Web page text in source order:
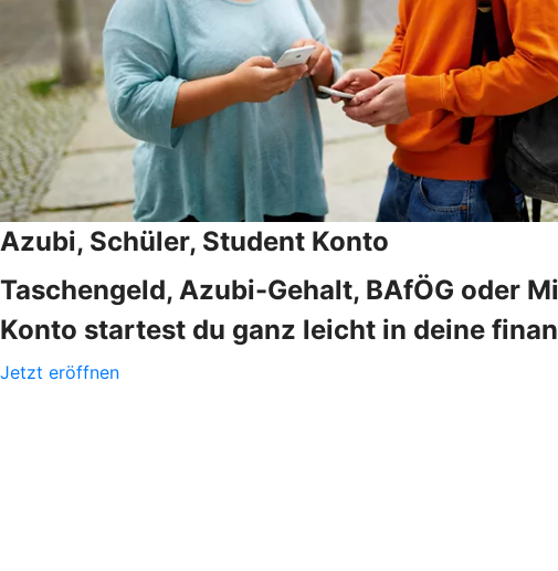
Azubi, Schüler, Student Konto
Taschengeld, Azubi-Gehalt, BAfÖG oder
Konto startest du ganz leicht in deine
Jetzt eröffnen